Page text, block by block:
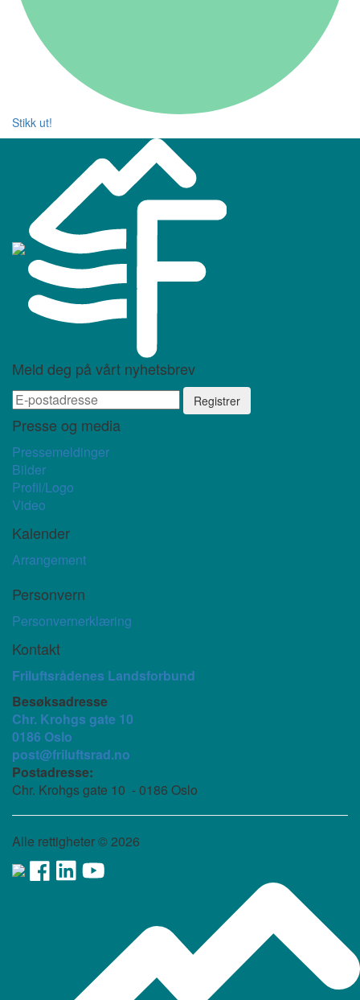
Stikk ut!
Meld deg på vårt nyhetsbrev
Presse og media
Pressemeldinger
Bilder
Profil/Logo
Video
Kalender
Arrangement
Personvern
Personvernerklæring
Kontakt
Friluftsrådenes Landsforbund
Besøksadresse
Chr. Krohgs gate 10
0186 Oslo
post@friluftsrad.no
Postadresse:
Chr. Krohgs gate 10 - 0186 Oslo
Alle rettigheter ©2026